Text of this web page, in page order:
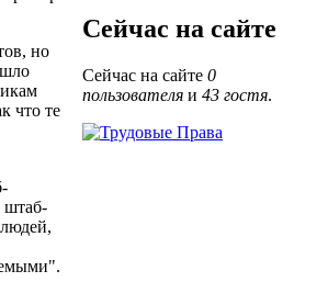
но
что те
штаб-
Сейчас на сайте
Сейчас на сайте 0
пользователя и 43 гостя.